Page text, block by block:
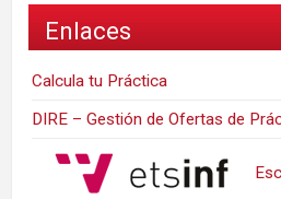
Enlaces
Calcula tu Práctica
DIRE – Gestión de Ofertas de